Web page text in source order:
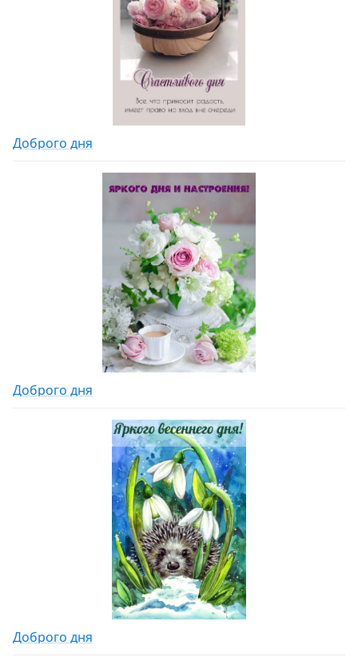
Доброго дня
Доброго дня
Доброго дня